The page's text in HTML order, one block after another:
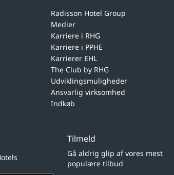
Radisson Hotel Group
Medier
Karriere i RHG
Karriere i PPHE
Karrierer EHL
The Club by RHG
Udviklingsmuligheder
Ansvarlig virksomhed
Indkøb
Tilmeld
Gå aldrig glip af vores mest
populære tilbud